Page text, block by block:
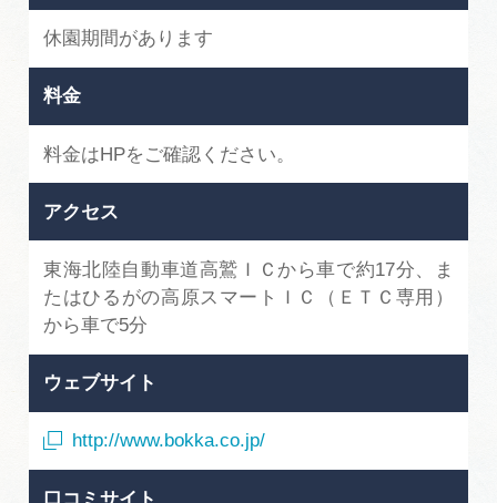
休園期間があります
料金
料金はHPをご確認ください。
アクセス
東海北陸自動車道高鷲ＩＣから車で約17分、ま
たはひるがの高原スマートＩＣ（ＥＴＣ専用）
から車で5分
ウェブサイト
http://www.bokka.co.jp/
口コミサイト